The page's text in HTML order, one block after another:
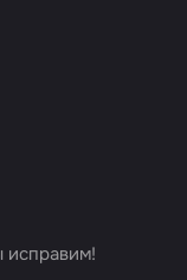
исправим!